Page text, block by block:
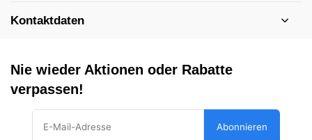
Kontaktdaten
Nie wieder Aktionen oder Rabatte
verpassen!
Abonnieren